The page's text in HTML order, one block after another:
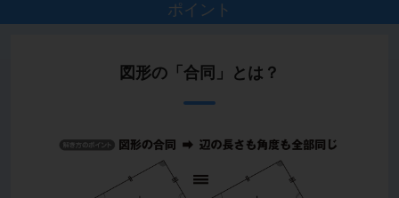
ポイント
図形の「合同」とは？